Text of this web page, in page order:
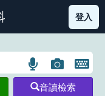
部首索引表圖示
登入
語
言
圖
片
開
音讀檢索